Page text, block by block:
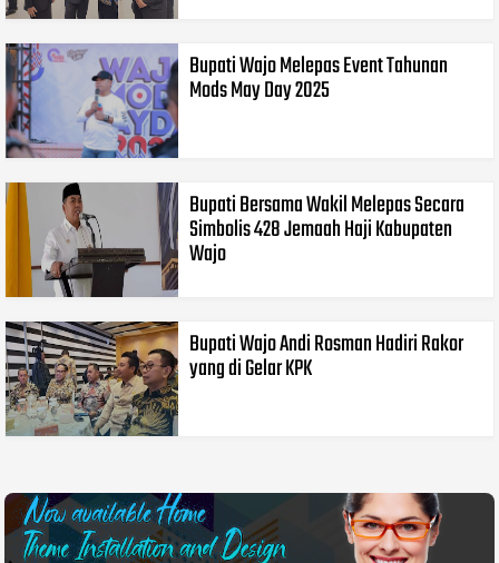
Bupati Wajo Melepas Event Tahunan
Mods May Day 2025
Bupati Bersama Wakil Melepas Secara
Simbolis 428 Jemaah Haji Kabupaten
Wajo
Bupati Wajo Andi Rosman Hadiri Rakor
yang di Gelar KPK